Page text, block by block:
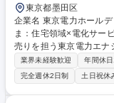
東京都墨田区
企業名 東京電力ホールディングス株式
ま：住宅領域×電化サービス
売りを担う東京電力エナ
て、大手ハウスメーカ
営業(標準採用に向けた提案・交
階から関与し、事業全
立案・提案、条件交渉、
業界未経験歓迎 年間休
完全週休2日制
土日祝休